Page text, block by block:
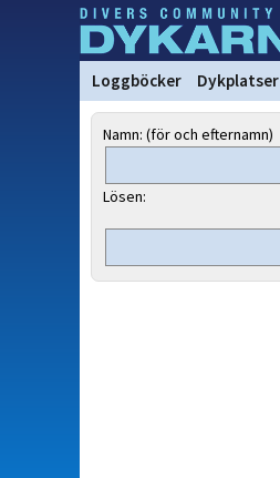
Loggböcker Dykplatser
Namn: (för och efternamn)
Lösen: